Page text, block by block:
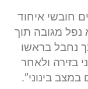
חובשי איחוד
נפל מגובה תוך
נחבל בראשו
בזירה ולאחר
בינוני”.